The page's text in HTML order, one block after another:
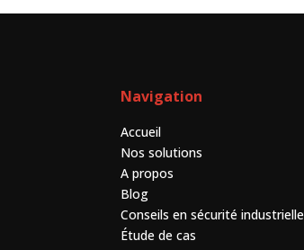
Navigation
Accueil
Nos solutions
A propos
Blog
Conseils en sécurité industrielle
Étude de cas